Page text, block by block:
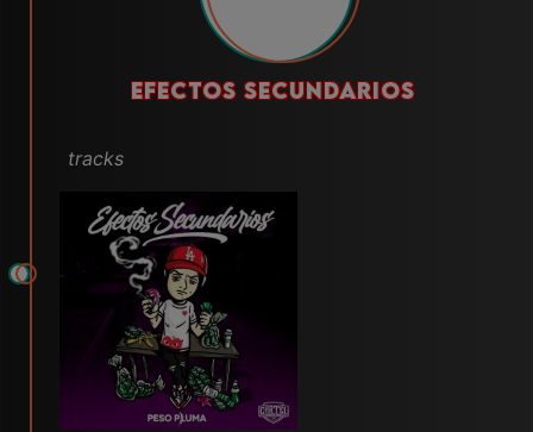
EFECTOS SECUNDARIOS
tracks